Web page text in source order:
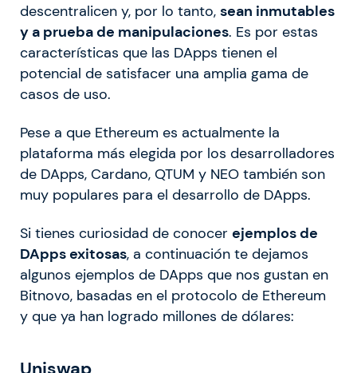
descentralicen y, por lo tanto, sean inmutables
y a prueba de manipulaciones. Es por estas
características que las DApps tienen el
potencial de satisfacer una amplia gama de
casos de uso.
Pese a que Ethereum es actualmente la
plataforma más elegida por los desarrolladores
de DApps, Cardano, QTUM y NEO también son
muy populares para el desarrollo de DApps.
Si tienes curiosidad de conocer ejemplos de
DAppsexitosas, a continuación te dejamos
algunos ejemplos de DApps que nos gustan en
Bitnovo, basadas en el protocolo de Ethereum
y que ya han logrado millones de dólares: